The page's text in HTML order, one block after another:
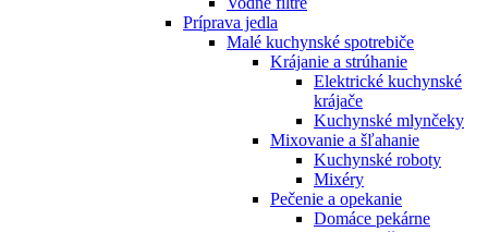
Príprava jedla
Malé kuchynské spotrebiče
Krájanie a strúhanie
Elektrické kuchynské
krájače
Kuchynské mlynčeky
Mixovanie a šľahanie
Kuchynské roboty
Mixéry
Pečenie a opekanie
Domáce pekárne